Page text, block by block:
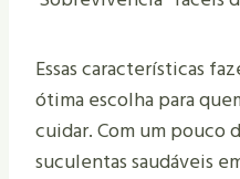
Essas características
ótima escolha para
cuidar. Com um pouco
suculentas saudáveis